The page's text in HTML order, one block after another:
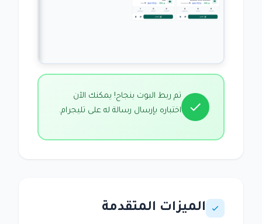
تم ربط البوت بنجاح! يمكنك الآن
اختباره بإرسال رسالة له على تليجرام.
الميزات المتقدمة